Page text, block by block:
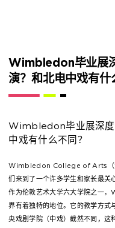
Wimbledon毕业展
演？和北电中戏有什
Wimbledon毕业展深度
中戏有什么不同？
Wimbledon College of Arts（温
们来到了一个许多学生和家长最
作为伦敦艺术大学六大学院之一
界有着独特的地位。它的教学方式
央戏剧学院（中戏）截然不同，这